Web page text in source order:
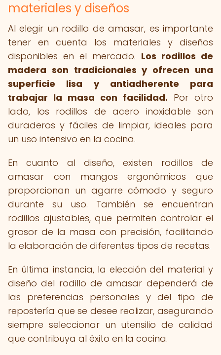
materiales y diseños
Al elegir un rodillo de amasar, es importante
tener en cuenta los materiales y diseños
disponibles en el mercado. Los rodillos de
madera son tradicionales y ofrecen una
superficie lisa y antiadherente para
trabajar la masa con facilidad. Por otro
lado, los rodillos de acero inoxidable son
duraderos y fáciles de limpiar, ideales para
un uso intensivo en la cocina.
En cuanto al diseño, existen rodillos de
amasar con mangos ergonómicos que
proporcionan un agarre cómodo y seguro
durante su uso. También se encuentran
rodillos ajustables, que permiten controlar el
grosor de la masa con precisión, facilitando
la elaboración de diferentes tipos de recetas.
En última instancia, la elección del material y
diseño del rodillo de amasar dependerá de
las preferencias personales y del tipo de
repostería que se desee realizar, asegurando
siempre seleccionar un utensilio de calidad
que contribuya al éxito en la cocina.